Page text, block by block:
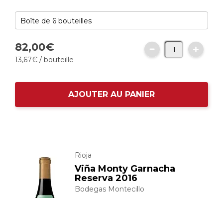
82,00€
13,67€ / bouteille
AJOUTER AU PANIER
Rioja
Viña Monty Garnacha
Reserva 2016
Bodegas Montecillo